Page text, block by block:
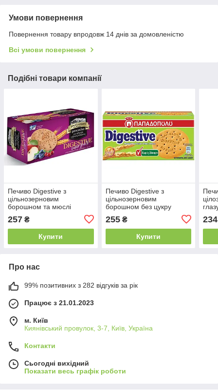
Умови повернення
Повернення товару впродовж 14 днів за домовленістю
Всі умови повернення
Подібні товари компанії
Печиво Digestive з
цільнозерновим
борошном та мюслі
яблуко) Γαλαειασ, 180 г
257 ₴
Купити
Печиво Digestive з
цільнозерновим
борошном без цукру
255₴
Купити
234
Про нас
99% позитивних з 282 відгуків за рік
Працює з 21.01.2023
м. Київ
Киянівський провулок, 3-7, Київ, Україна
Контакти
Сьогодні вихідний
Показати весь графік роботи